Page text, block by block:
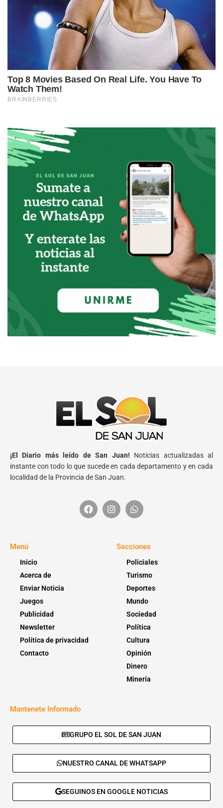
¡El Diario más leído de San Juan! Noticias actualizadas al
instante con todo lo que sucede en cada departamento y en cada
localidad de la Provincia de San Juan.
Menú
Inicio
Acerca de
Enviar Noticia
Juegos
Publicidad
Newsletter
Política de privacidad
Contacto
Secciones
Policiales
Turismo
Deportes
Mundo
Sociedad
Política
Cultura
Opinión
Dinero
Minería
Mantenete Informado
GRUPO EL SOL DE SAN JUAN
NUESTRO CANAL DE WHATSAPP
SEGUINOS EN GOOGLE NOTICIAS